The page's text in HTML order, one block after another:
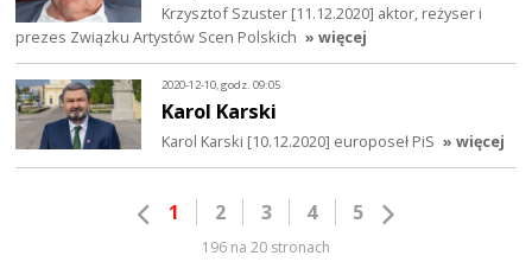
Krzysztof Szuster [11.12.2020] aktor, reżyser i
prezes Związku Artystów Scen Polskich » więcej
2020-12-10, godz. 09:05
Karol Karski
Karol Karski [10.12.2020] europoseł PiS » więcej
1 2 3 4 5
196 na 20 stronach